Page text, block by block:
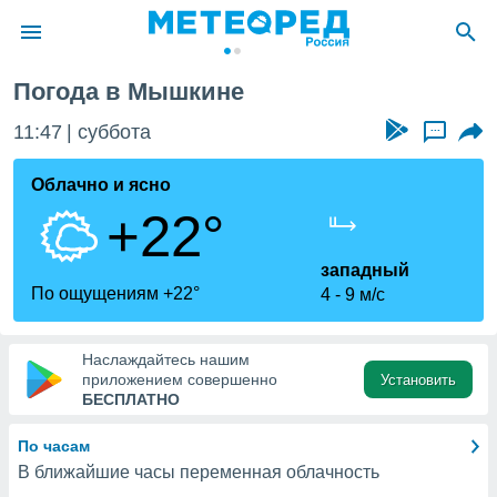
о
Вы можете
к этому
доступ
Погода в Мышкине
11:47 суббота ...
Облачно и ясно
+22°
По ощущениям +22°
западный
4
9 м/с
Наслаждайтесь нашим
приложением совершенно
БЕСПЛАТНО
Установить
По часам
В ближайшие часы переменная облачность